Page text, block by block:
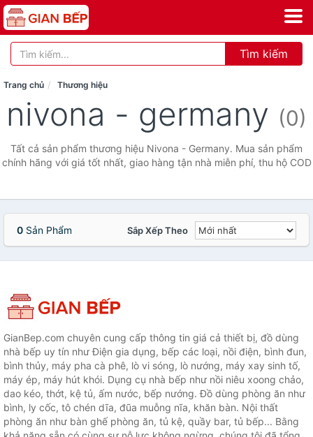
Tìm kiếm
Trang chủ Thương hiệu
nivona - germany (0)
Tất cả sản phẩm thương hiệu Nivona - Germany. Mua sản phẩm
chính hãng với giá tốt nhất, giao hàng tận nhà miễn phí, thu hộ COD
0 Sản Phẩm Sắp Xếp Theo
GianBep.com chuyên cung cấp thông tin giá cả thiết bị, đồ dùng
nhà bếp uy tín như Điện gia dụng, bếp các loại, nồi điện, bình đun,
bình thủy, máy pha cà phê, lò vi sóng, lò nướng, máy xay sinh tố,
máy ép, máy hút khói. Dụng cụ nhà bếp như nồi niêu xoong chảo,
dao kéo, thớt, kệ tủ, ấm nước, bếp nướng. Đồ dùng phòng ăn như
bình, ly cốc, tô chén dĩa, đũa muỗng nĩa, khăn bàn. Nội thất
phòng ăn như bàn ghế phòng ăn, tủ kệ, quầy bar, tủ bếp... Bằng